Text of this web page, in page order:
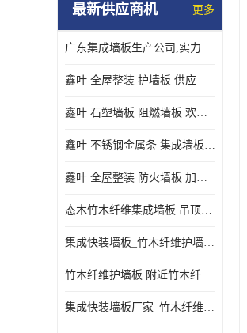
最新供应商机 更多
广东集成墙板生产公司,实力厂家-配送+设计+安装-没中间商
鑫叶 全屋整装 护墙板 供应
鑫叶 石塑墙板 阻燃墙板 欢迎选购
鑫叶 不锈钢金属条 集成墙板阴角线 欢迎选购
鑫叶 全屋整装 防火墙板 加工定制
态木竹木纤维集成墙板 吊顶板材 扣板快装 护墙板
集成快装墙板_竹木纤维护墙板厂家_竹木纤维集成墙板厂家
竹木纤维护墙板 附近竹木纤维集成墙板厂
集成快装墙板厂家_竹木纤维护墙板厂家_竹木纤维集成墙板厂家